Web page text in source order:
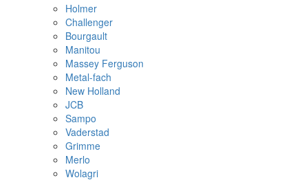
Holmer
Challenger
Bourgault
Manitou
Massey Ferguson
Metal-fach
New Holland
JCB
Sampo
Vaderstad
Grimme
Merlo
Wolagri